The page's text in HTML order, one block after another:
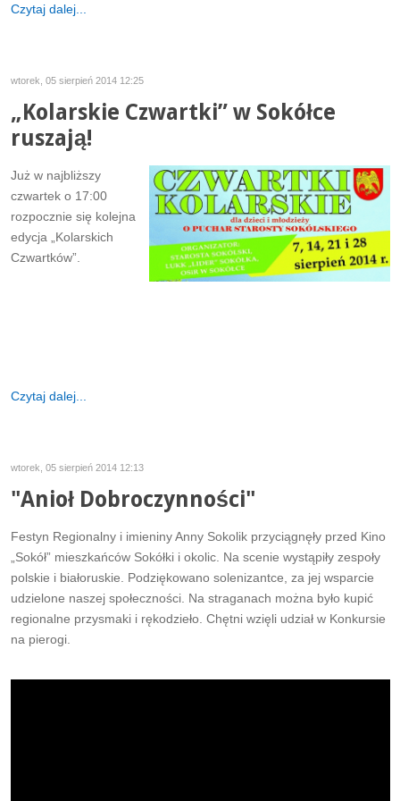
Czytaj dalej...
wtorek, 05 sierpień 2014 12:25
„Kolarskie Czwartki” w Sokółce
ruszają!
Już w najbliższy
czwartek o 17:00
rozpocznie się kolejna
edycja „Kolarskich
Czwartków”.
Czytaj dalej...
wtorek, 05 sierpień 2014 12:13
"Anioł Dobroczynności"
Festyn Regionalny i imieniny Anny Sokolik przyciągnęły przed Kino
„Sokół” mieszkańców Sokółki i okolic. Na scenie wystąpiły zespoły
polskie i białoruskie. Podziękowano solenizantce, za jej wsparcie
udzielone naszej społeczności. Na straganach można było kupić
regionalne przysmaki i rękodzieło. Chętni wzięli udział w Konkursie
na pierogi.